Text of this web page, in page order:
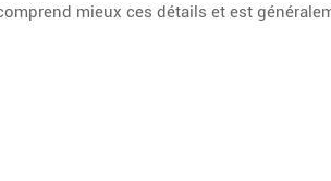
mieux ces détails et est